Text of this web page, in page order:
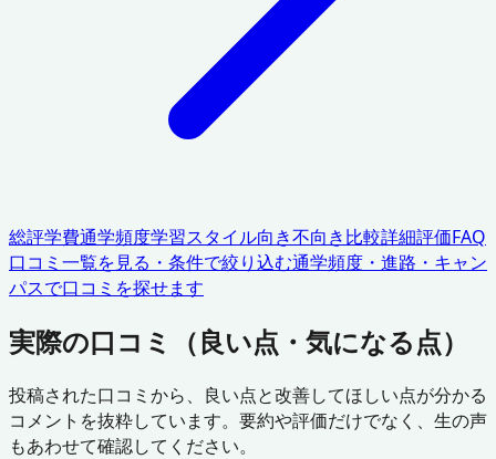
総評学費通学頻度学習スタイル向き不向き比較詳細評価FAQ
口コミ一覧を見る・条件で絞り込む通学頻度・進路・キャン
パスで口コミを探せます
実際の口コミ（良い点・気になる点）
投稿された口コミから、良い点と改善してほしい点が分かる
コメントを抜粋しています。要約や評価だけでなく、生の声
もあわせて確認してください。